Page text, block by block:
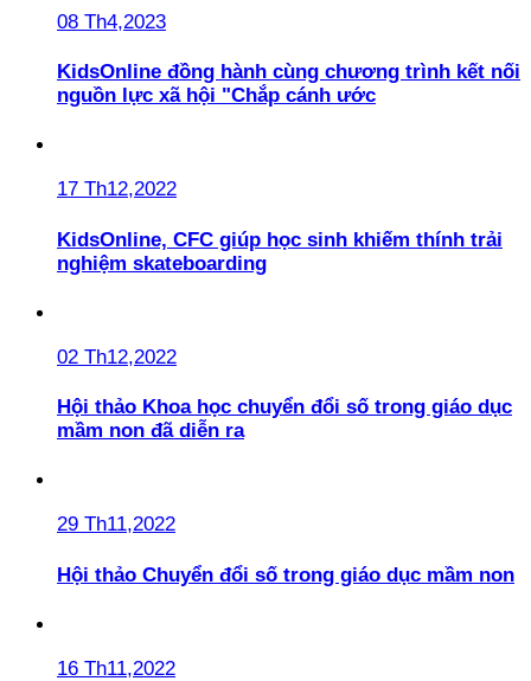
08 Th4,2023
KidsOnline đồng hành cùng chương trình kết nối
nguồn lực xã hội "Chắp cánh ước
17 Th12,2022
KidsOnline, CFC giúp học sinh khiếm thính trải
nghiệm skateboarding
02 Th12,2022
Hội thảo Khoa học chuyển đổi số trong giáo dục
mầm non đã diễn ra
29 Th11,2022
Hội thảo Chuyển đổi số trong giáo dục mầm non
16 Th11,2022